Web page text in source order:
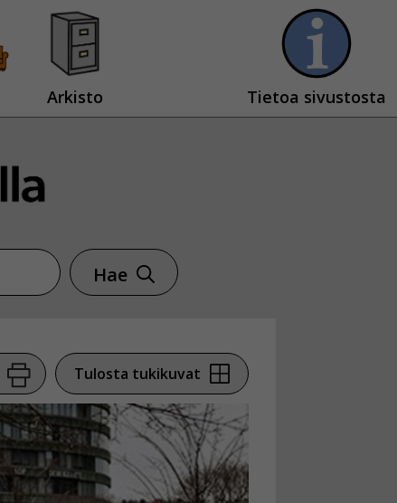
Arkisto Tietoa sivustosta
Hae
Tulosta tukikuvat